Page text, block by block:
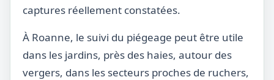
captures réellement constatées.
À Roanne, le suivi du piégeage peut être utile
dans les jardins, près des haies, autour des
vergers, dans les secteurs proches de ruchers,